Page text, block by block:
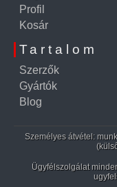
Profil
Kosár
Tartalom
Szerzők
Gyártók
Blog
Személyes átvétel:
Ügyfélszolgálat